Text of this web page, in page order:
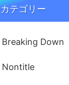
カテゴリー
Breaking Down
Nontitle